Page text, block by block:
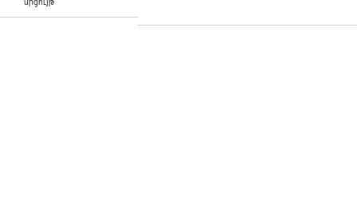
մրցույթ